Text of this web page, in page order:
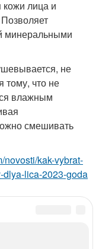
кожи лица и
минеральными
не
тому, что не
влажным
смешивать
novosti/kak-vybrat-
dlya-lica-2023-goda
Хайлайтер для возрастной